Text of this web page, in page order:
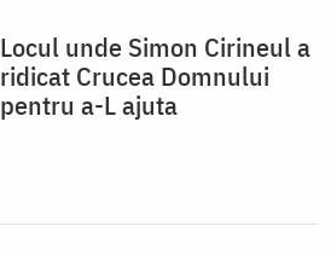
Locul unde Simon Cirineul a
ridicat Crucea Domnului
pentru a-L ajuta